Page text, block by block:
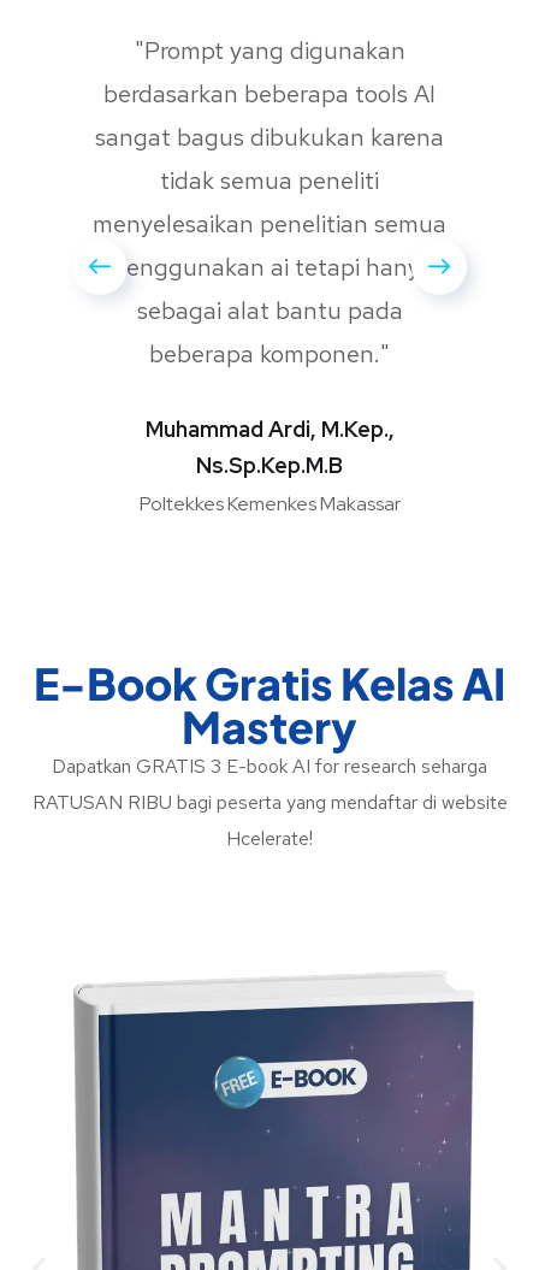
"Prompt yang digunakan
berdasarkan beberapa tools AI
sangat bagus dibukukan karena
tidak semua peneliti
menyelesaikan penelitian semua
menggunakan ai tetapi hanya
sebagai alat bantu pada
beberapa komponen."
Muhammad Ardi, M.Kep.,
Ns.Sp.Kep.M.B
Poltekkes Kemenkes Makassar
E-Book Gratis Kelas AI
Mastery
Dapatkan GRATIS 3 E-book AI for research seharga
RATUSAN RIBU bagi peserta yang mendaftar di website
Hcelerate!